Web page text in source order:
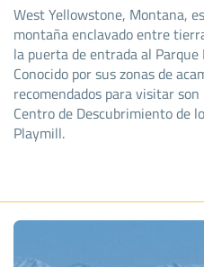
West Yellowstone, Montana,
montaña enclavado entre
la puerta de entrada al
Conocido por sus zonas de
recomendados para visitar
Centro de Descubrimiento de
Playmill.